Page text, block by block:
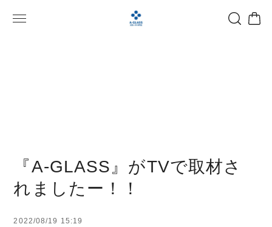
『A-GLASS』がTVで取材さ
れましたー！！
2022/08/19 15:19